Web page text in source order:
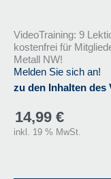
VideoTraining: 9
kostenfrei für
Metall NW!
Melden Sie sich an!
zu den Inhalten des
14,99 €
inkl. 19 % MwSt.